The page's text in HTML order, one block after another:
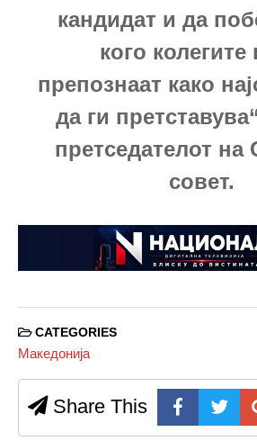
кандидат и да
кого колегите
препознаат како
да ги
претседателот на
совет.
CATEGORIES
Македонија
Share This